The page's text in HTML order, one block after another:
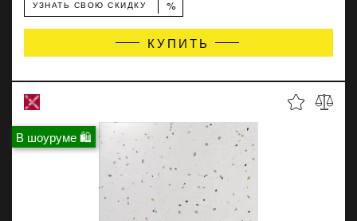
УЗНАТЬ СВОЮ СКИДКУ %
КУПИТЬ
В шоуруме 🛍